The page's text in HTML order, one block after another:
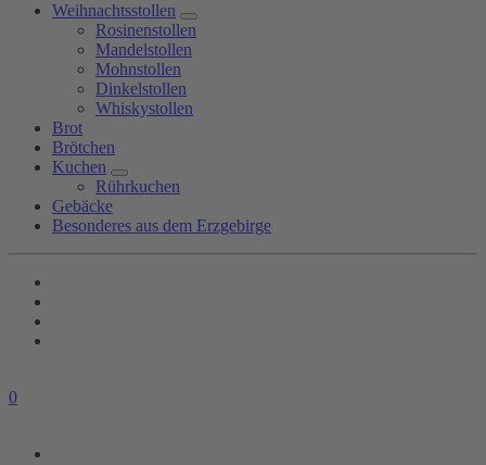
Weihnachtsstollen
Rosinenstollen
Mandelstollen
Mohnstollen
Dinkelstollen
Whiskystollen
Brot
Brötchen
Kuchen
Rührkuchen
Gebäcke
Besonderes aus dem Erzgebirge
0